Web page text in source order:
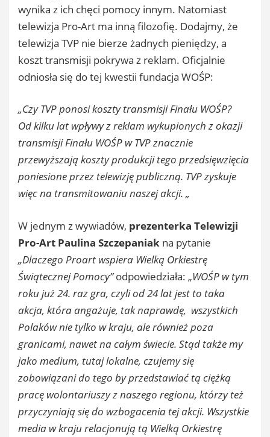
wynika z ich chęci pomocy innym. Natomiast
telewizja Pro-Art ma inną filozofię. Dodajmy, że
telewizja TVP nie bierze żadnych pieniędzy, a
koszt transmisji pokrywa z reklam. Oficjalnie
odniosła się do tej kwestii fundacja WOŚP:
„Czy TVP ponosi koszty transmisji Finału WOŚP?
Od kilku lat wpływy z reklam wykupionych z okazji
transmisji Finału WOŚP w TVP znacznie
przewyższają koszty produkcji tego przedsięwzięcia
poniesione przez telewizję publiczną. TVP zyskuje
więc na transmitowaniu naszej akcji. „
W jednym z wywiadów, prezenterka Telewizji
Pro-Art Paulina Szczepaniak na pytanie
„Dlaczego Proart wspiera Wielką Orkiestrę
Świątecznej Pomocy”odpowiedziała: „WOŚP w tym
roku już 24. raz gra, czyli od 24 lat jest to taka
akcja, która angażuje, tak naprawdę, wszystkich
Polaków nie tylko w kraju, ale również poza
granicami, nawet na całym świecie. Stąd także my
jako medium, tutaj lokalne, czujemy się
zobowiązani do tego by przedstawiać tą ciężką
pracę wolontariuszy z naszego regionu, którzy też
przyczyniają się do wzbogacenia tej akcji. Wszystkie
media w kraju relacjonują tą Wielką Orkiestrę